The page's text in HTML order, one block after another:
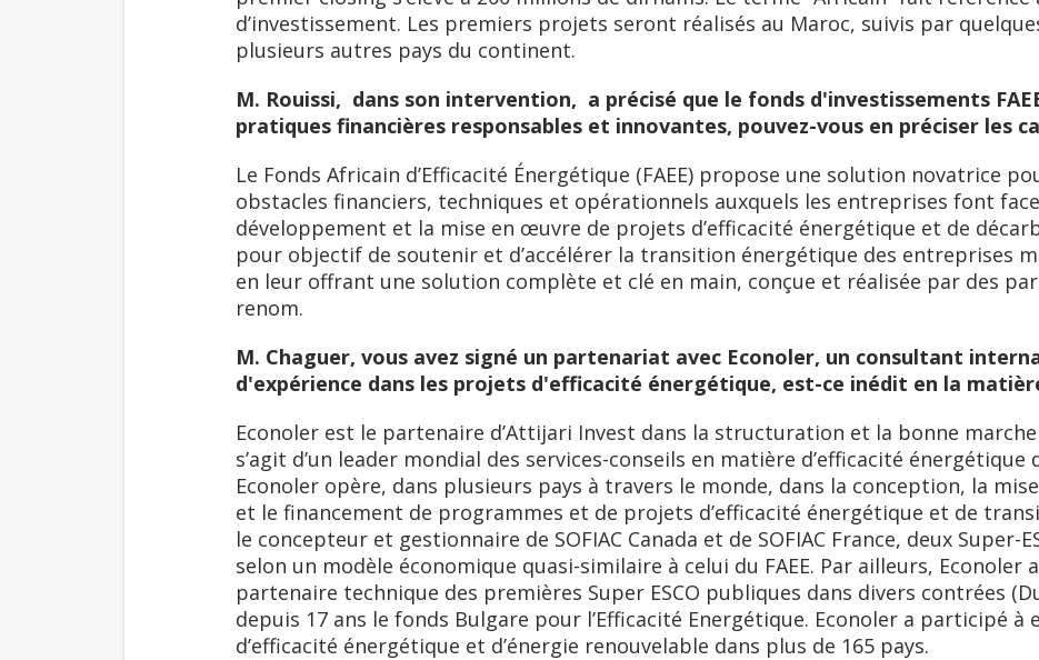
d’investissement. Les premiers projets seront réalisés au Maroc, suivis par
plusieurs autres pays du continent.
M. Rouissi, dans son intervention, a précisé que le fonds d'investissements
pratiques financières responsables et innovantes, pouvez-vous en préciser les
Le Fonds Africain d’Efficacité Énergétique (FAEE) propose une solution novatrice
obstacles financiers, techniques et opérationnels auxquels les entreprises font
développement et la mise en œuvre de projets d’efficacité énergétique et de
pour objectif de soutenir et d’accélérer la transition énergétique des entreprises
en leur offrant une solution complète et clé en main, conçue et réalisée par des
renom.
M. Chaguer, vous avez signé un partenariat avec Econoler, un consultant
d'expérience dans les projets d'efficacité énergétique, est-ce inédit en la
Econoler est le partenaire d’Attijari Invest dans la structuration et la bonne
s’agit d’un leader mondial des services-conseils en matière d’efficacité énergétique
Econoler opère, dans plusieurs pays à travers le monde, dans la conception, la
et le financement de programmes et de projets d’efficacité énergétique et de
le concepteur et gestionnaire de SOFIAC Canada et de SOFIAC France, deux Super-
selon un modèle économique quasi-similaire à celui du FAEE. Par ailleurs, Econoler
partenaire technique des premières Super ESCO publiques dans divers contrées
depuis 17 ans le fonds Bulgare pour l’Efficacité Energétique. Econoler a participé à
d’efficacité énergétique et d’énergie renouvelable dans plus de 165 pays.